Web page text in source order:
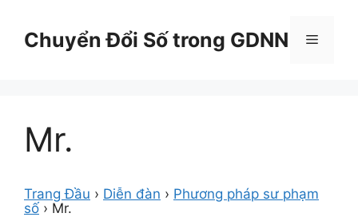
Chuyển Đổi Số trong GDNN Menu
Mr.
Trang Đầu › Diễn đàn › Phương pháp sư phạm
số › Mr.